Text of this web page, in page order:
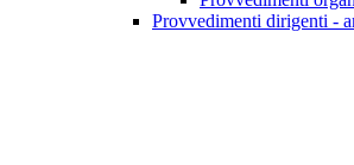
Provvedimenti dirigenti -